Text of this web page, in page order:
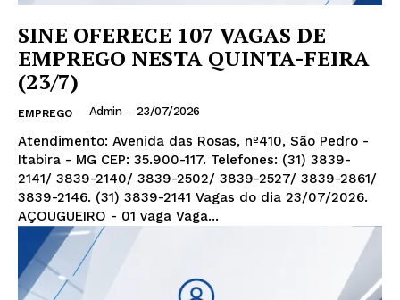
SINE OFERECE 107 VAGAS DE
EMPREGO NESTA QUINTA-FEIRA
(23/7)
EMPREGO Admin - 23/07/2026
Atendimento: Avenida das Rosas, nº410, São Pedro -
Itabira - MG CEP: 35.900-117. Telefones: (31) 3839-
2141/ 3839-2140/ 3839-2502/ 3839-2527/ 3839-2861/
3839-2146. (31) 3839-2141 Vagas do dia 23/07/2026.
AÇOUGUEIRO - 01 vaga Vaga...